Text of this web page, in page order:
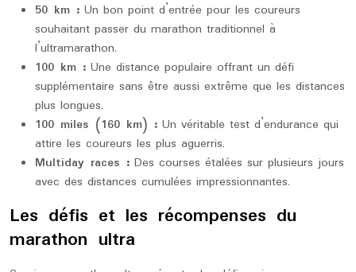
50 km : Un bon point d’entrée pour les coureurs
souhaitant passer du marathon traditionnel à
l’ultramarathon.
100 km : Une distance populaire offrant un défi
supplémentaire sans être aussi extrême que les distances
plus longues.
100 miles (160 km) : Un véritable test d’endurance qui
attire les coureurs les plus aguerris.
Multiday races : Des courses étalées sur plusieurs jours
avec des distances cumulées impressionnantes.
Les défis et les récompenses du
marathon ultra